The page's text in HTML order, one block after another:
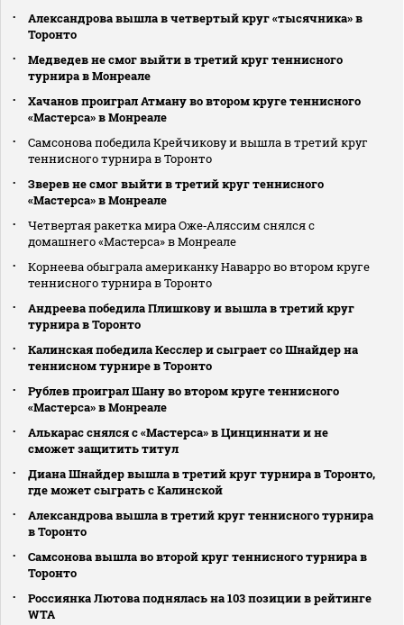
Александрова вышла в четвертый круг «тысячника» в
Торонто
Медведев не смог выйти в третий круг теннисного
турнира в Монреале
Хачанов проиграл Атману во втором круге теннисного
«Мастерса» в Монреале
Самсонова победила Крейчикову и вышла в третий круг
теннисного турнира в Торонто
Зверев не смог выйти в третий круг теннисного
«Мастерса» в Монреале
Четвертая ракетка мира Оже‑Аляссим снялся с
домашнего «Мастерса» в Монреале
Корнеева обыграла американку Наварро во втором круге
теннисного турнира в Торонто
Андреева победила Плишкову и вышла в третий круг
турнира в Торонто
Калинская победила Кесслер и сыграет со Шнайдер на
теннисном турнире в Торонто
Рублев проиграл Шану во втором круге теннисного
«Мастерса» в Монреале
Алькарас снялся с «Мастерса» в Цинциннати и не
сможет защитить титул
Диана Шнайдер вышла в третий круг турнира в Торонто,
где может сыграть с Калинской
Александрова вышла в третий круг теннисного турнира
в Торонто
Самсонова вышла во второй круг теннисного турнира в
Торонто
Россиянка Лютова поднялась на 103 позиции в рейтинге
WTA